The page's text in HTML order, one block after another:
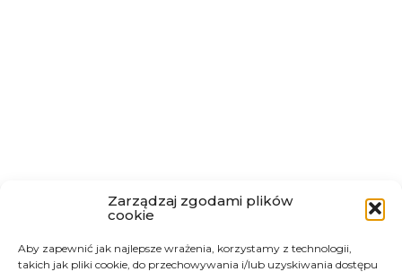
Zarządzaj zgodami plików
cookie
Aby zapewnić jak najlepsze wrażenia, korzystamy z technologii,
takich jak pliki cookie, do przechowywania i/lub uzyskiwania dostępu